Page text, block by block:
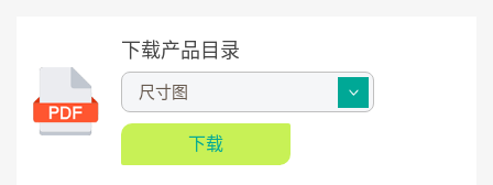
下载产品目录
下载